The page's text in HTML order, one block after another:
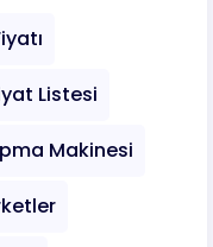
Listesi
Makinesi